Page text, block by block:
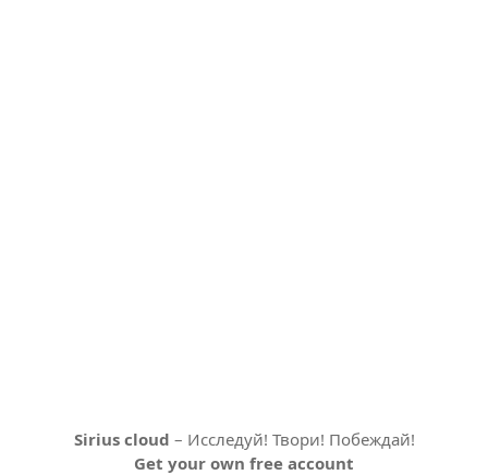
Sirius cloud – Исследуй! Твори! Побеждай!
Get your own free account